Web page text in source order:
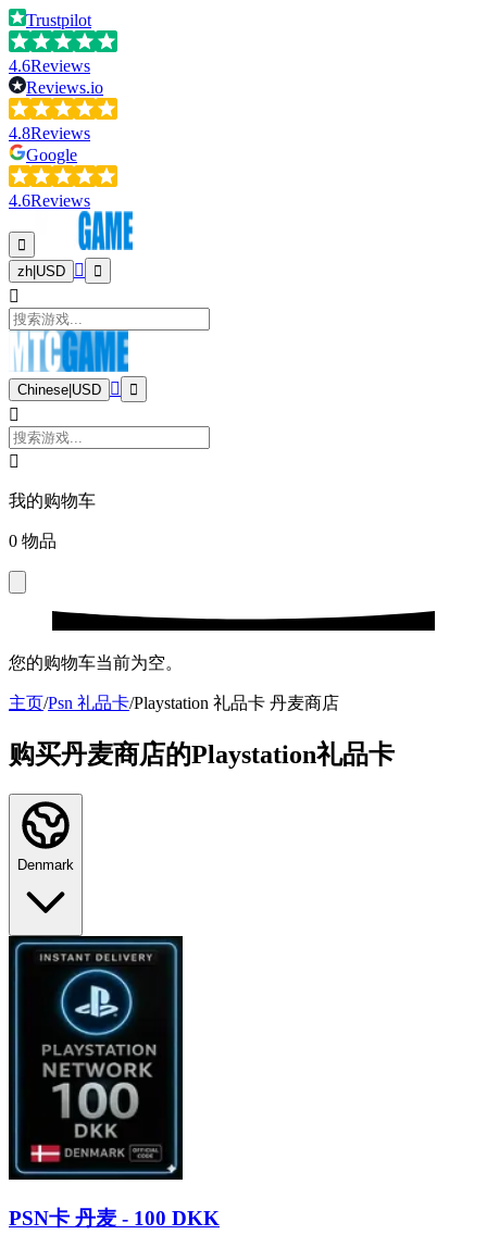
Trustpilot
4.6Reviews
Reviews.io
4.8Reviews
Google
4.6Reviews
zh USD
Chinese USD
我的购物车
0 物品
您的购物车当前为空。
主页/Psn 礼品卡/Playstation 礼品卡 丹麦商店
购买丹麦商店的Playstation礼品卡
Denmark
PSN卡 丹麦 - 100 DKK